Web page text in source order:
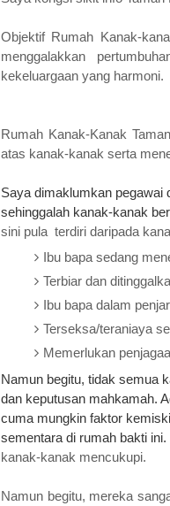
Objektif Rumah Kanak-
menggalakkan
kekeluargaan yang harmoni.
Rumah Kanak-Kanak
atas kanak-kanak serta
Saya dimaklumkan pegawai
sehinggalah kanak-kanak
sini pula terdiri daripada
Ibu bapa sedang
Terbiar dan
Ibu bapa dalam
Terseksa/teraniaya
Memerlukan
Namun begitu, tidak semua
dan keputusan mahkamah.
cuma mungkin faktor
sementara di rumah bakti ini.
kanak-kanak mencukupi.
Namun begitu, mereka